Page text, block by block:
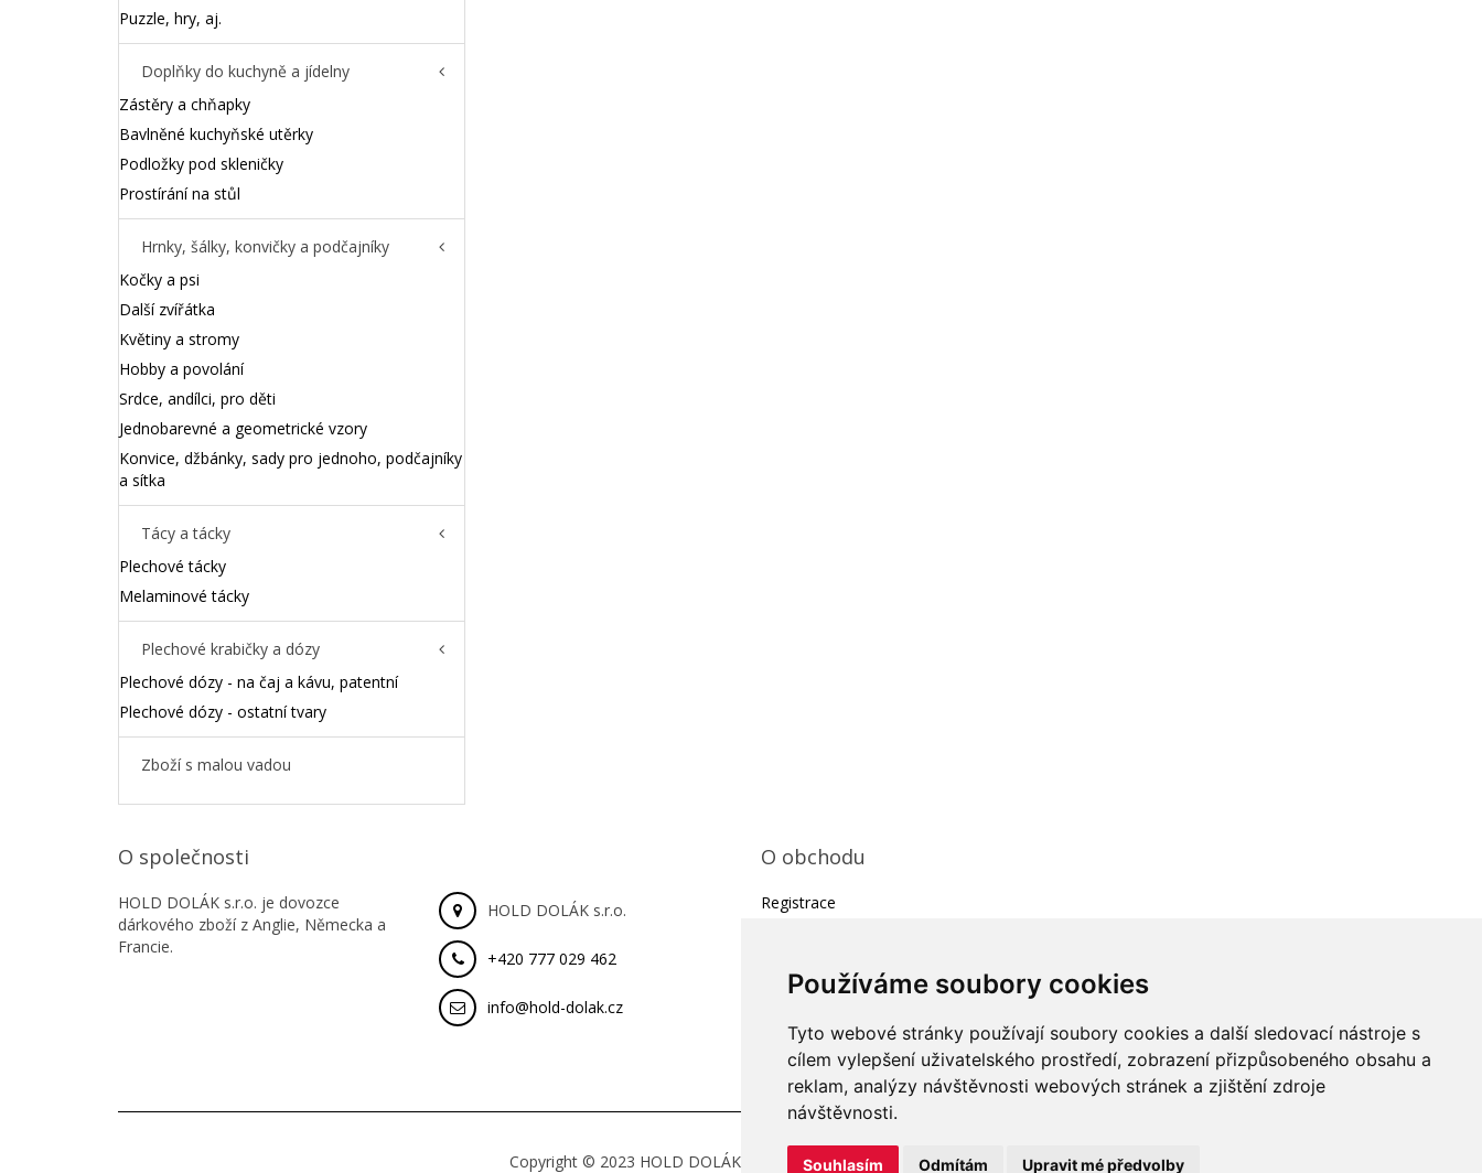
Používáme soubory cookies
Tyto webové stránky používají soubory cookies a další sledovací nástroje s
cílem vylepšení uživatelského prostředí, zobrazení přizpůsobeného obsahu a
reklam, analýzy návštěvnosti webových stránek a zjištění zdroje
návštěvnosti.
Souhlasím Odmítám Upravit mé předvolby
Puzzle, hry, aj.
Doplňky do kuchyně a jídelny
Zástěry a chňapky
Bavlněné kuchyňské utěrky
Podložky pod skleničky
Prostírání na stůl
Hrnky, šálky, konvičky a podčajníky
Kočky a psi
Další zvířátka
Květiny a stromy
Hobby a povolání
Srdce, andílci, pro děti
Jednobarevné a geometrické vzory
Konvice, džbánky, sady pro jednoho, podčajníky
a sítka
Tácy a tácky
Plechové tácky
Melaminové tácky
Plechové krabičky a dózy
Plechové dózy - na čaj a kávu, patentní
Plechové dózy - ostatní tvary
Zboží s malou vadou
O společnosti
HOLD DOLÁK s.r.o. je dovozce
dárkového zboží z Anglie, Německa a
Francie.
HOLD DOLÁK s.r.o.
+420 777 029 462
info@hold-dolak.cz
O obchodu
Registrace
Kontakty
On-line formulář pro reklamaci /
odstoupení od smlouvy
Copyright © 2023 HOLD DOLÁK s.r.o. , Všechna práva vyhrazena